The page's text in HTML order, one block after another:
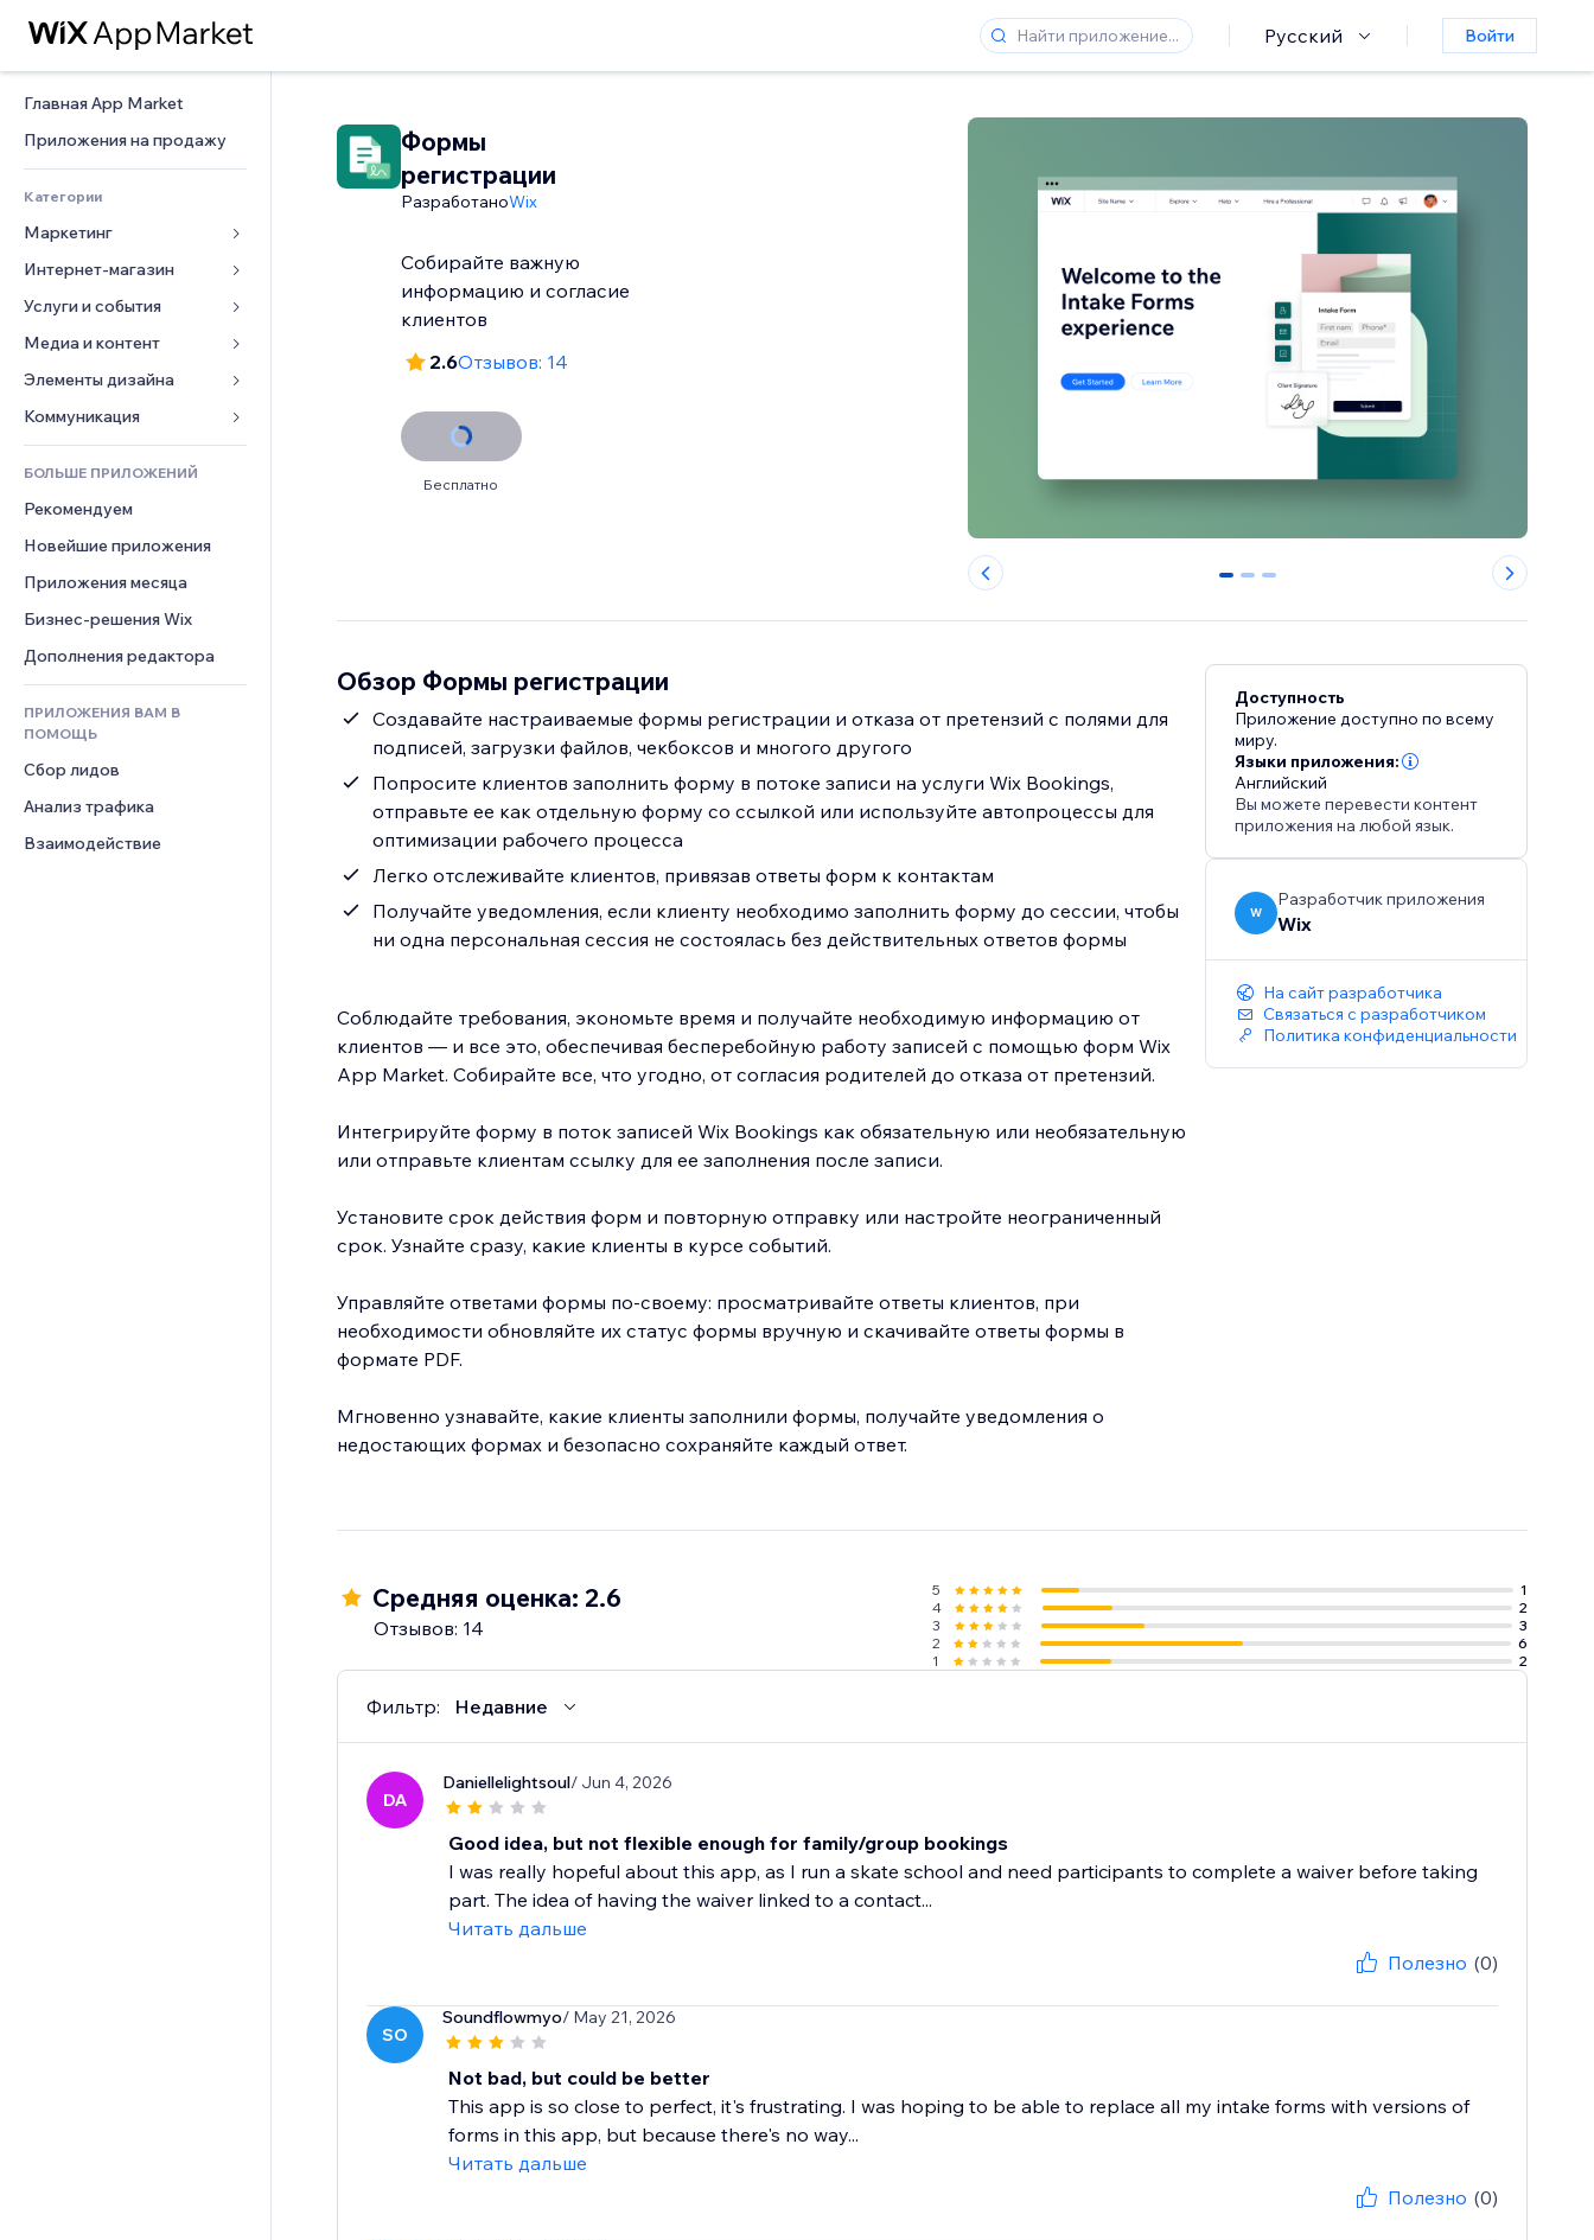
Русский Войти
Главная App Market
Приложения на продажу
Категории
Маркетинг
Реклама
Моб. версия
Веб-аналитика
Списки сайтов
Эл. почта
Интернет-магазин
Приложения для магазинов
Доставка
Кнопки продаж
Бухгалтерский учет
Купоны и лояльность
Складские услуги
Еда и напитки
Услуги и события
Отели
События
Рестораны
Недвижимость
Онлайн-запись
Медиа и контент
Галерея
Музыка
Подкасты
Фотография
Видео
PDF
Обмен файлами
Новости
Элементы дизайна
Карты и навигация
Конфиденциальность и
безопасность
Часы
Баннеры и значки
Калькуляторы
Погода
Графики и таблицы
Формы
Опросы
Чат
Комментарии
Телефон
Сообщество
Отзывы и комментарии
Управление отношениями с
клиентом (CRM)
БОЛЬШЕ ПРИЛОЖЕНИЙ
Рекомендуем
Новейшие приложения
Приложения месяца
Бизнес-решения Wix
Дополнения редактора
ПРИЛОЖЕНИЯ ВАМ В
ПОМОЩЬ
Сбор лидов
Анализ трафика
Взаимодействие
Формы
регистрации
РазработаноWix
Собирайте важную
информацию и согласие
клиентов
2.6Отзывов: 14
Бесплатно
0 1 2
Обзор Формы регистрации
Создавайте настраиваемые формы регистрации и отказа от претензий с полями для
подписей, загрузки файлов, чекбоксов и многого другого
Попросите клиентов заполнить форму в потоке записи на услуги Wix Bookings,
отправьте ее как отдельную форму со ссылкой или используйте автопроцессы для
оптимизации рабочего процесса
Легко отслеживайте клиентов, привязав ответы форм к контактам
Получайте уведомления, если клиенту необходимо заполнить форму до сессии, чтобы
ни одна персональная сессия не состоялась без действительных ответов формы
Соблюдайте требования, экономьте время и получайте необходимую информацию от
клиентов — и все это, обеспечивая бесперебойную работу записей с помощью форм Wix
App Market. Собирайте все, что угодно, от согласия родителей до отказа от претензий.
Интегрируйте форму в поток записей Wix Bookings как обязательную или необязательную
или отправьте клиентам ссылку для ее заполнения после записи.
Установите срок действия форм и повторную отправку или настройте неограниченный
срок. Узнайте сразу, какие клиенты в курсе событий.
Управляйте ответами формы по-своему: просматривайте ответы клиентов, при
необходимости обновляйте их статус формы вручную и скачивайте ответы формы в
формате PDF.
Мгновенно узнавайте, какие клиенты заполнили формы, получайте уведомления о
недостающих формах и безопасно сохраняйте каждый ответ.
Доступность
Приложение доступно по всему
миру.
Языки приложения:
Английский
Вы можете перевести контент
приложения на любой язык.
W
Разработчик приложения
Wix
На сайт разработчика
Связаться с разработчиком
Политика конфиденциальности
Средняя оценка: 2.6
Отзывов: 14
5
1
4
2
3
3
2
6
1
2
Фильтр: Недавние
DA
Daniellelightsoul/ Jun 4, 2026
Good idea, but not flexible enough for family/group bookings
I was really hopeful about this app, as I run a skate school and need participants to complete a waiver before taking
part. The idea of having the waiver linked to a contact...
Читать дальше
Полезно (0)
SO
Soundflowmyo/ May 21, 2026
Not bad, but could be better
This app is so close to perfect, it's frustrating. I was hoping to be able to replace all my intake forms with versions of
forms in this app, but because there's no way...
Читать дальше
Полезно (0)